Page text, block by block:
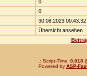
0
0
30.08.2023 00:43:32
Übersicht ansehen
.: Script-Time: 0,018||
Powered by ASP-